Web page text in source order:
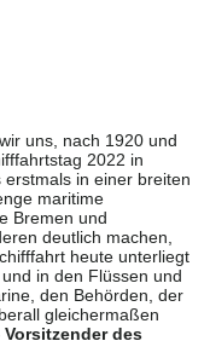
uns, nach 1920 und
2022 in
in einer breiten
maritime
Bremen und
deutlich machen,
heute unterliegt
in den Flüssen und
den Behörden, der
gleichermaßen
des